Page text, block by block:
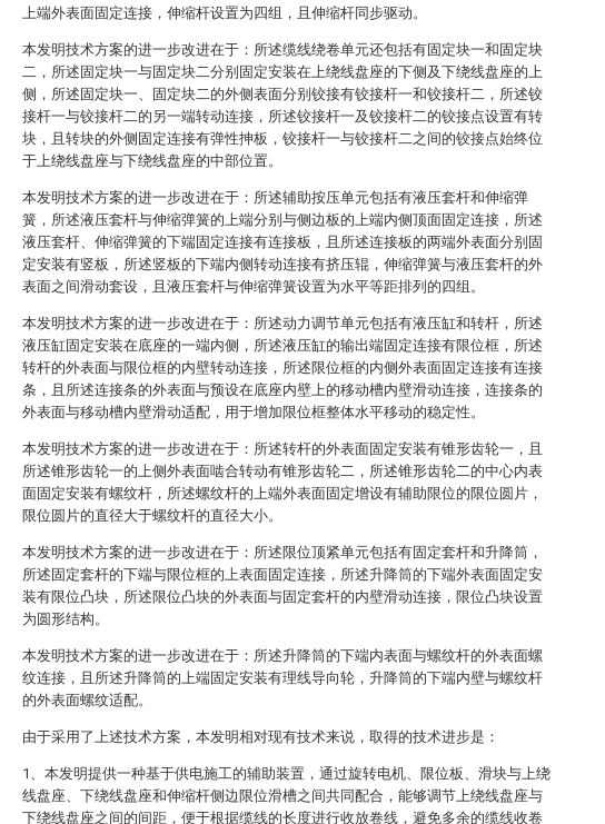
上端外表面固定连接，伸缩杆设置为四组，且伸缩杆同步驱动。
本发明技术方案的进一步改进在于：所述缆线绕卷单元还包括有固定块一和固定块
二，所述固定块一与固定块二分别固定安装在上绕线盘座的下侧及下绕线盘座的上
侧，所述固定块一、固定块二的外侧表面分别铰接有铰接杆一和铰接杆二，所述铰
接杆一与铰接杆二的另一端转动连接，所述铰接杆一及铰接杆二的铰接点设置有转
块，且转块的外侧固定连接有弹性抻板，铰接杆一与铰接杆二之间的铰接点始终位
于上绕线盘座与下绕线盘座的中部位置。
本发明技术方案的进一步改进在于：所述辅助按压单元包括有液压套杆和伸缩弹
簧，所述液压套杆与伸缩弹簧的上端分别与侧边板的上端内侧顶面固定连接，所述
液压套杆、伸缩弹簧的下端固定连接有连接板，且所述连接板的两端外表面分别固
定安装有竖板，所述竖板的下端内侧转动连接有挤压辊，伸缩弹簧与液压套杆的外
表面之间滑动套设，且液压套杆与伸缩弹簧设置为水平等距排列的四组。
本发明技术方案的进一步改进在于：所述动力调节单元包括有液压缸和转杆，所述
液压缸固定安装在底座的一端内侧，所述液压缸的输出端固定连接有限位框，所述
转杆的外表面与限位框的内壁转动连接，所述限位框的内侧外表面固定连接有连接
条，且所述连接条的外表面与预设在底座内壁上的移动槽内壁滑动连接，连接条的
外表面与移动槽内壁滑动适配，用于增加限位框整体水平移动的稳定性。
本发明技术方案的进一步改进在于：所述转杆的外表面固定安装有锥形齿轮一，且
所述锥形齿轮一的上侧外表面啮合转动有锥形齿轮二，所述锥形齿轮二的中心内表
面固定安装有螺纹杆，所述螺纹杆的上端外表面固定增设有辅助限位的限位圆片，
限位圆片的直径大于螺纹杆的直径大小。
本发明技术方案的进一步改进在于：所述限位顶紧单元包括有固定套杆和升降筒，
所述固定套杆的下端与限位框的上表面固定连接，所述升降筒的下端外表面固定安
装有限位凸块，所述限位凸块的外表面与固定套杆的内壁滑动连接，限位凸块设置
为圆形结构。
本发明技术方案的进一步改进在于：所述升降筒的下端内表面与螺纹杆的外表面螺
纹连接，且所述升降筒的上端固定安装有理线导向轮，升降筒的下端内壁与螺纹杆
的外表面螺纹适配。
由于采用了上述技术方案，本发明相对现有技术来说，取得的技术进步是：
1、本发明提供一种基于供电施工的辅助装置，通过旋转电机、限位板、滑块与上绕
线盘座、下绕线盘座和伸缩杆侧边限位滑槽之间共同配合，能够调节上绕线盘座与
下绕线盘座之间的间距，便于根据缆线的长度进行收放卷线，避免多余的缆线收卷